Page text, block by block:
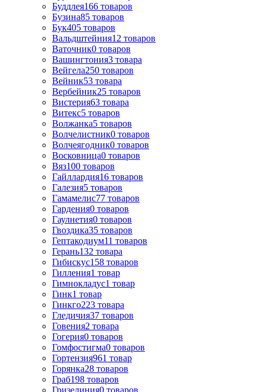
Буддлея166 товаров
Бузина85 товаров
Бук405 товаров
Вальдштейния12 товаров
Ваточник0 товаров
Вашингтония3 товара
Вейгела250 товаров
Вейник53 товара
Вербейник25 товаров
Вистерия63 товара
Витекс5 товаров
Волжанка5 товаров
Волчелистник0 товаров
Волчеягодник0 товаров
Восковница0 товаров
Вяз100 товаров
Гайллардия16 товаров
Галезия5 товаров
Гамамелис77 товаров
Гардения0 товаров
Гаулнетия0 товаров
Гвоздика35 товаров
Гептакодиум11 товаров
Герань132 товара
Гибискус158 товаров
Гилления1 товар
Гимнокладус1 товар
Гинк1 товар
Гинкго223 товара
Гледичия37 товаров
Говения2 товара
Гогерия0 товаров
Гомфостигма0 товаров
Гортензия961 товар
Горянка28 товаров
Граб198 товаров
Гризелиния0 товаров